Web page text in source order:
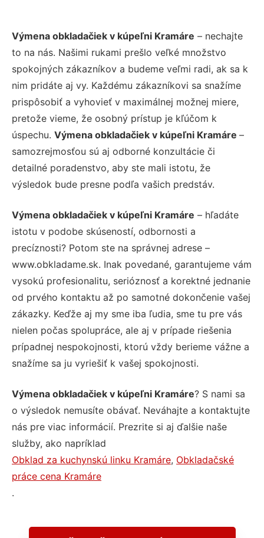
Výmena obkladačiek v kúpeľni Kramáre – nechajte
to na nás. Našimi rukami prešlo veľké množstvo
spokojných zákazníkov a budeme veľmi radi, ak sa k
nim pridáte aj vy. Každému zákazníkovi sa snažíme
prispôsobiť a vyhovieť v maximálnej možnej miere,
pretože vieme, že osobný prístup je kľúčom k
úspechu. Výmena obkladačiek v kúpeľni Kramáre –
samozrejmosťou sú aj odborné konzultácie či
detailné poradenstvo, aby ste mali istotu, že
výsledok bude presne podľa vašich predstáv.
Výmena obkladačiek v kúpeľni Kramáre – hľadáte
istotu v podobe skúseností, odbornosti a
precíznosti? Potom ste na správnej adrese –
www.obkladame.sk. Inak povedané, garantujeme vám
vysokú profesionalitu, serióznosť a korektné jednanie
od prvého kontaktu až po samotné dokončenie vašej
zákazky. Keďže aj my sme iba ľudia, sme tu pre vás
nielen počas spolupráce, ale aj v prípade riešenia
prípadnej nespokojnosti, ktorú vždy berieme vážne a
snažíme sa ju vyriešiť k vašej spokojnosti.
Výmena obkladačiek v kúpeľni Kramáre? S nami sa
o výsledok nemusíte obávať. Neváhajte a kontaktujte
nás pre viac informácií. Prezrite si aj ďalšie naše
služby, ako napríklad
Obklad za kuchynskú linku Kramáre, Obkladačské
práce cena Kramáre
.